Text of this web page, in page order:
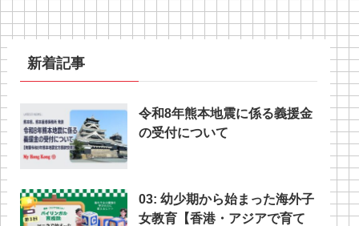
新着記事
令和8年熊本地震に係る義援金
の受付について
03: 幼少期から始まった海外子
女教育【香港・アジアで育て